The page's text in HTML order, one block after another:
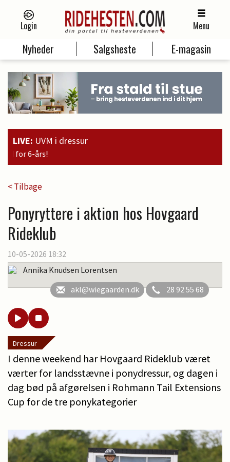
Login Menu
Nyheder Salgsheste E-magasin
LIVE: UVM i dressur
< Tilbage
Ponyryttere i aktion hos Hovgaard
Rideklub
10-05-2026 18:32
Annika Knudsen Lorentsen
akl@wiegaarden.dk
28 92 55 68
Dressur
I denne weekend har Hovgaard Rideklub været
værter for landsstævne i ponydressur, og dagen i
dag bød på afgørelsen i Rohmann Tail Extensions
Cup for de tre ponykategorier